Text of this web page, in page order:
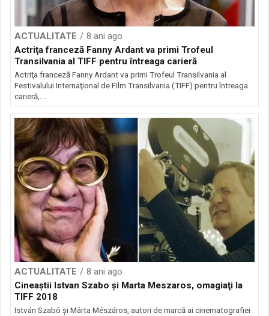
ACTUALITATE
8 ani ago
Actriţa franceză Fanny Ardant va primi Trofeul
Transilvania al TIFF pentru întreaga carieră
Actriţa franceză Fanny Ardant va primi Trofeul Transilvania al
Festivalului Internaţional de Film Transilvania (TIFF) pentru întreaga
carieră,...
ACTUALITATE
8 ani ago
Cineaştii Istvan Szabo şi Marta Meszaros, omagiaţi la
TIFF 2018
István Szabó şi Márta Mészáros, autori de marcă ai cinematografiei